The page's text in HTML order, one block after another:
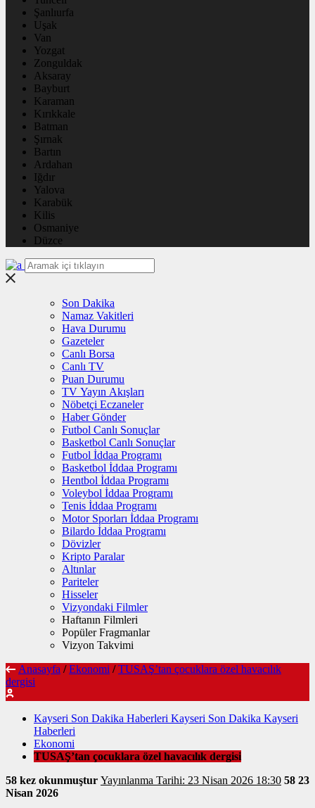
Şanlıurfa
Uşak
Van
Yozgat
Zonguldak
Aksaray
Bayburt
Karaman
Kırıkkale
Batman
Şırnak
Bartın
Ardahan
Iğdır
Yalova
Karabük
Kilis
Osmaniye
Düzce
Son Dakika
Namaz Vakitleri
Hava Durumu
Gazeteler
Canlı Borsa
Canlı TV
Puan Durumu
TV Yayın Akışları
Nöbetçi Eczaneler
Haber Gönder
Futbol Canlı Sonuçlar
Basketbol Canlı Sonuçlar
Futbol İddaa Programı
Basketbol İddaa Programı
Hentbol İddaa Programı
Voleybol İddaa Programı
Tenis İddaa Programı
Motor Sporları İddaa Programı
Bilardo İddaa Programı
Dövizler
Kripto Paralar
Altınlar
Pariteler
Hisseler
Vizyondaki Filmler
Haftanın Filmleri
Popüler Fragmanlar
Vizyon Takvimi
Anasayfa / Ekonomi / TUSAŞ’tan çocuklara özel havacılık
dergisi
Kayseri Son Dakika Haberleri Kayseri Son Dakika Kayseri
Haberleri
Ekonomi
TUSAŞ’tan çocuklara özel havacılık dergisi
58 kez okunmuştur
Yayınlanma Tarihi: 23 Nisan 2026 18:30 58 23
Nisan 2026